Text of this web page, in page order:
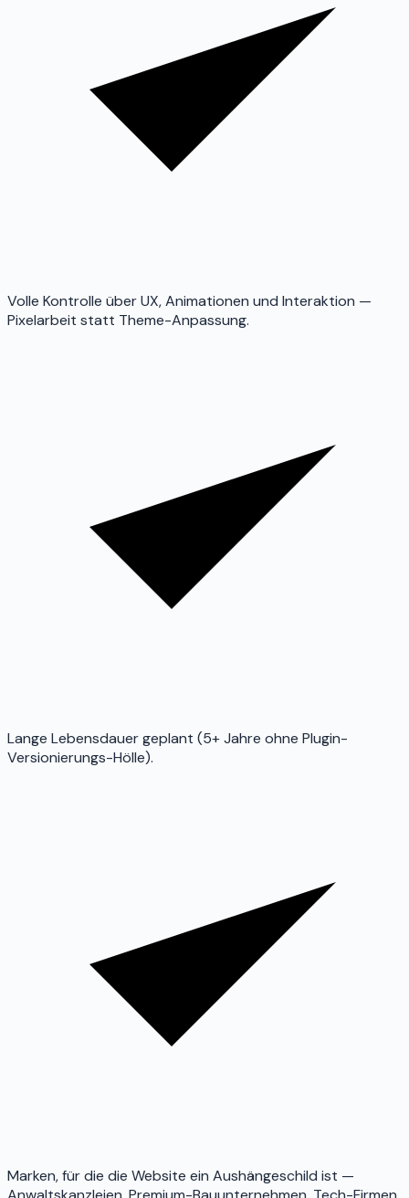
Volle Kontrolle über UX, Animationen und Interaktion —
Pixelarbeit statt Theme-Anpassung.
Lange Lebensdauer geplant (5+ Jahre ohne Plugin-
Versionierungs-Hölle).
Marken, für die die Website ein Aushängeschild ist —